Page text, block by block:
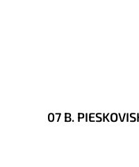
07 B.